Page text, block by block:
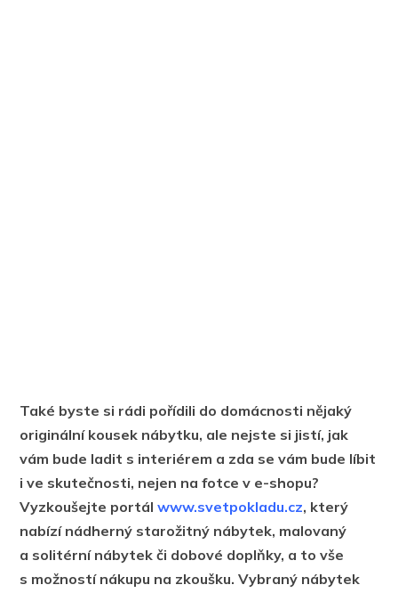
Také byste si rádi pořídili do domácnosti nějaký
originální kousek nábytku, ale nejste si jistí, jak
vám bude ladit s interiérem a zda se vám bude líbit
i ve skutečnosti, nejen na fotce v e-shopu?
Vyzkoušejte portálwww.svetpokladu.cz, který
nabízí nádherný starožitný nábytek, malovaný
a solitérní nábytek či dobové doplňky, a to vše
s možností nákupu na zkoušku. Vybraný nábytek